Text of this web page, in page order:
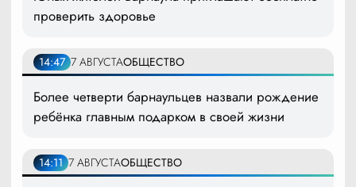
проверить здоровье
14:47 7 АВГУСТАОБЩЕСТВО
Более четверти барнаульцев назвали рождение
ребёнка главным подарком в своей жизни
14:11 7 АВГУСТАОБЩЕСТВО